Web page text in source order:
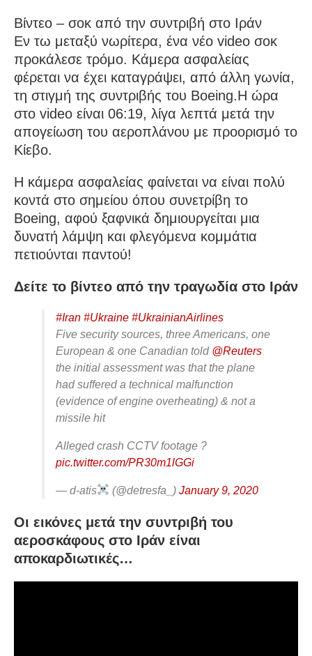
Βίντεο – σοκ από την συντριβή στο Ιράν
Εν τω μεταξύ νωρίτερα, ένα νέο video σοκ
προκάλεσε τρόμο. Κάμερα ασφαλείας
φέρεται να έχει καταγράψει, από άλλη γωνία,
τη στιγμή της συντριβής του Boeing.Η ώρα
στο video είναι 06:19, λίγα λεπτά μετά την
απογείωση του αεροπλάνου με προορισμό το
Κίεβο.
Η κάμερα ασφαλείας φαίνεται να είναι πολύ
κοντά στο σημείου όπου συνετρίβη το
Boeing, αφού ξαφνικά δημιουργείται μια
δυνατή λάμψη και φλεγόμενα κομμάτια
πετιούνται παντού!
Δείτε το βίντεο από την τραγωδία στο Ιράν
#Iran #Ukraine #UkrainianAirlines
Five security sources, three Americans, one
European & one Canadian told @Reuters
the initial assessment was that the plane
had suffered a technical malfunction
(evidence of engine overheating) & not a
missile hit
Alleged crash CCTV footage ?
pic.twitter.com/PR30m1lGGi
— d-atis (@detresfa_)January 9, 2020
Οι εικόνες μετά την συντριβή του
αεροσκάφους στο Ιράν είναι
αποκαρδιωτικές…